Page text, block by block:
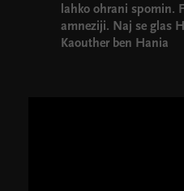
lahko ohrani spomin.
amneziji. Naj se glas
Kaouther ben Hania